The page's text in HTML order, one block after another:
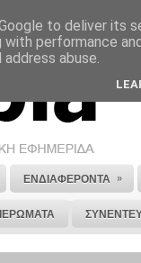
ΣΤΕΙΛΕ ΜΑΣ
ΕΝΔΙΑΦΕΡΟΝΤΑ »
to deliver its
with performance
abuse.